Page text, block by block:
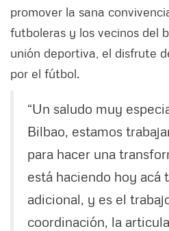
promover la sana
futboleras y los vecinos del
unión deportiva, el disfrute
por el fútbol.
“Un saludo muy
Bilbao, estamos
para hacer una
está haciendo hoy acá
adicional, y es el
coordinación, la